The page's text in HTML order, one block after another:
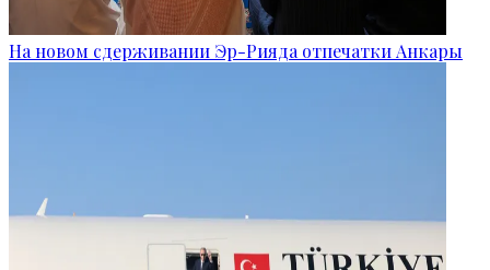
На новом сдерживании Эр-Рияда отпечатки Анкары